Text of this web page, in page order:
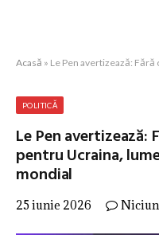
Acasă » Le Pen avertizează: Fără o
POLITICĂ
Le Pen avertizează:
pentru Ucraina,
mondial
25 iunie 2026